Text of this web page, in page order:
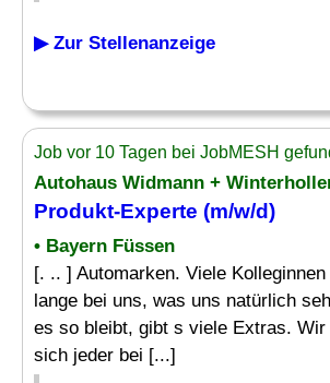
▶ Zur Stellenanzeige
Job vor 10 Tagen bei JobMESH
Autohaus Widmann +
Produkt-Experte (m/w/d)
• Bayern Füssen
[. .. ] Automarken. Viele
lange bei uns, was uns natürlich
es so bleibt, gibt s viele Extras. Wir
sich jeder bei [...]